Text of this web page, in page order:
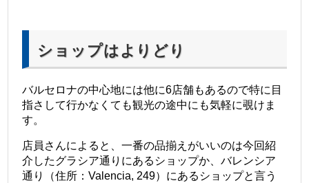
ショップはよりどり
バルセロナの中心地には他に6店舗もあるので特に目
指さして行かなくても観光の途中にも気軽に覗けま
す。
店員さんによると、一番の品揃えがいいのは今回紹
介したグラシア通りにあるショップか、バレンシア
通り（住所：Valencia, 249）にあるショップと言う